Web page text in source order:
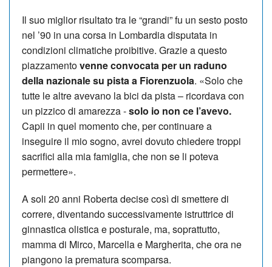
Il suo miglior risultato tra le “grandi” fu un sesto posto
nel ’90 in una corsa in Lombardia disputata in
condizioni climatiche proibitive. Grazie a questo
piazzamentovenne convocata per un raduno
della nazionale su pista a Fiorenzuola. «Solo che
tutte le altre avevano la bici da pista – ricordava con
un pizzico di amarezza -solo io non ce l’avevo.
Capii in quel momento che, per continuare a
inseguire il mio sogno, avrei dovuto chiedere troppi
sacrifici alla mia famiglia, che non se li poteva
permettere».
A soli 20 anni Roberta decise così di smettere di
correre, diventando successivamente istruttrice di
ginnastica olistica e posturale, ma, soprattutto,
mamma di Mirco, Marcella e Margherita, che ora ne
piangono la prematura scomparsa.